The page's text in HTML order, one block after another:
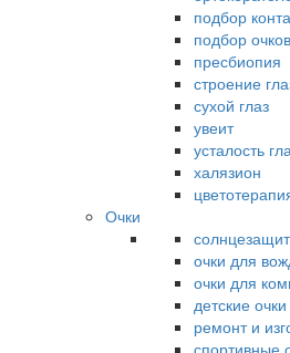
подбор
подбор очков
пресбиопия
строение
сухой глаз
увеит
усталость
халязион
Очки
очки для
очки для
детские очки
ремонт и